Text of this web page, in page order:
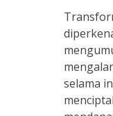
selama